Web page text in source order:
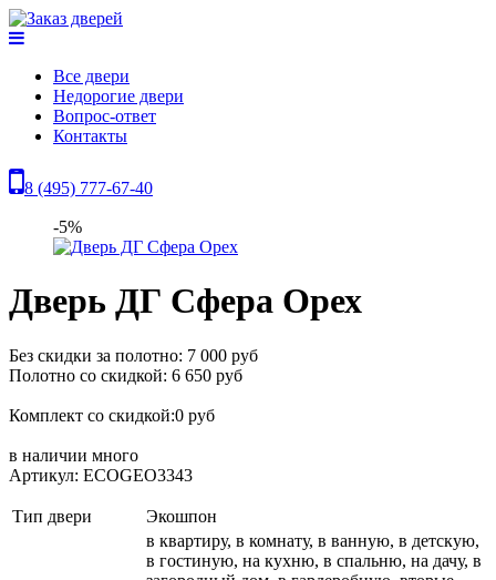
Все двери
Недорогие двери
Вопрос-ответ
Контакты
8 (495) 777-67-40
-5%
Дверь ДГ Сфера Орех
Без скидки за полотно: 7 000 руб
Полотно со скидкой: 6 650 руб
Комплект со скидкой:0 руб
в наличии много
Артикул: ECOGEO3343
Тип двери Экошпон
в квартиру, в комнату, в ванную, в детскую,
в гостиную, на кухню, в спальню, на дачу, в